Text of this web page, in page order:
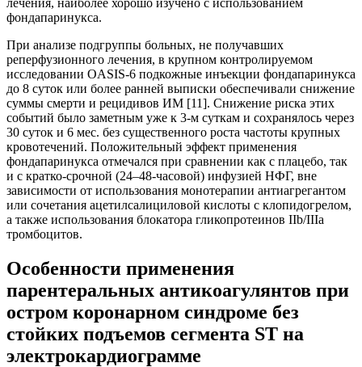
лечения, наиболее хорошо изучено c использованием
фондапаринукса.
При анализе подгруппы больных, не получавших
реперфузионного лечения, в крупном контролируемом
исследовании OASIS-6 подкожные инъекции фондапаринукса
до 8 суток или более ранней выписки обеспечивали снижение
суммы смерти и рецидивов ИМ [11]. Снижение риска этих
событий было заметным уже к 3-м суткам и сохранялось через
30 суток и 6 мес. без существенного роста частоты крупных
кровотечений. Положительный эффект применения
фондапаринукса отмечался при сравнении как c плацебо, так
и c кратко-срочной (24–48-часовой) инфузией НФГ, вне
зависимости от использования монотерапии антиагрегантом
или сочетания ацетилсалициловой кислоты c клопидогрелом,
а также использования блокатора гликопротеинов IIb/IIIa
тромбоцитов.
Особенности применения
парентеральных антикоагулянтов при
остром коронарном синдроме без
стойких подъемов сегмента ST на
электрокардиограмме